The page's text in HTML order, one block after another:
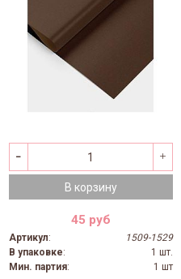
В корзину
45 руб
Артикул:
1509-1529
В упаковке:
1 шт.
Мин. партия:
1 шт